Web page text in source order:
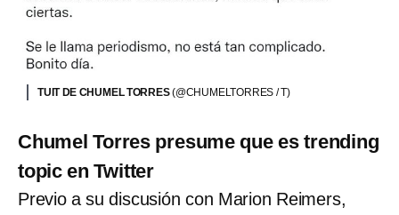
TUIT DE CHUMEL TORRES(@CHUMELTORRES / T)
Chumel Torres presume que es trending
topic en Twitter
Previo a su discusión con Marion Reimers,